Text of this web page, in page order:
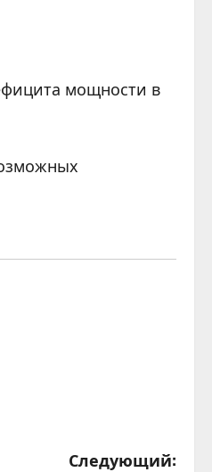
мощности в
Следующий: